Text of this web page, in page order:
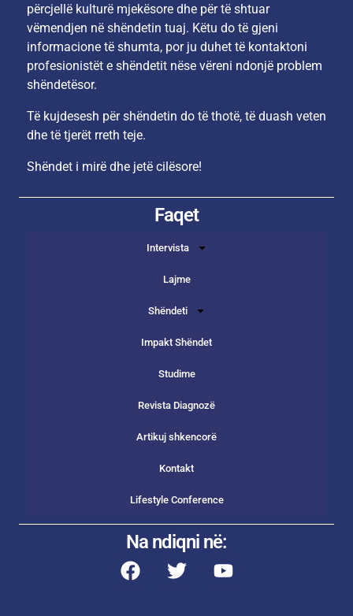
përcjellë kulturë mjekësore dhe për të shtuar
vëmendjen në shëndetin tuaj. Këtu do të gjeni
informacione të shumta, por ju duhet të kontaktoni
profesionistët e shëndetit nëse vëreni ndonjë problem
shëndetësor.
Të kujdesesh për shëndetin do të thotë, të duash veten
dhe të tjerët rreth teje.
Shëndet i mirë dhe jetë cilësore!
Faqet
Intervista
Lajme
Shëndeti
Impakt Shëndet
Studime
Revista Diagnozë
Artikuj shkencorë
Kontakt
Lifestyle Conference
Na ndiqni në: